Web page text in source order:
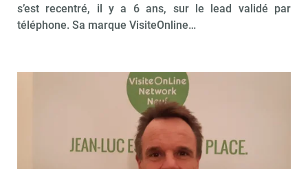
s’est recentré, il y a 6 ans, sur le lead validé par
téléphone. Sa marque VisiteOnline…